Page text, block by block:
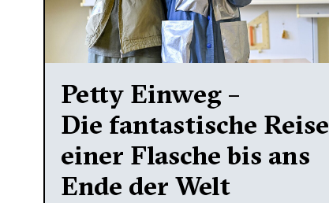
Petty Einweg –
Die fantastische Reise
einer Flasche bis ans
Ende der Welt